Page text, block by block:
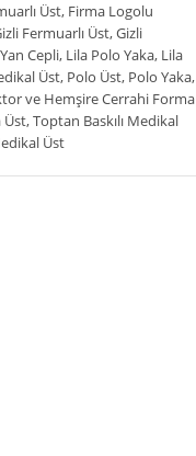
Üst, Firma Logolu
Fermuarlı Üst,Gizli
Cepli, Lila Polo Yaka, Lila
Üst, Polo Üst, Polo Yaka,
ve Hemşire Cerrahi Forma
Üst,Toptan Baskılı Medikal
Üst